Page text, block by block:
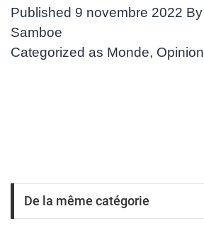
Published 9 novembre 2022 By
Samboe
Categorized as Monde, Opinion
De la même catégorie